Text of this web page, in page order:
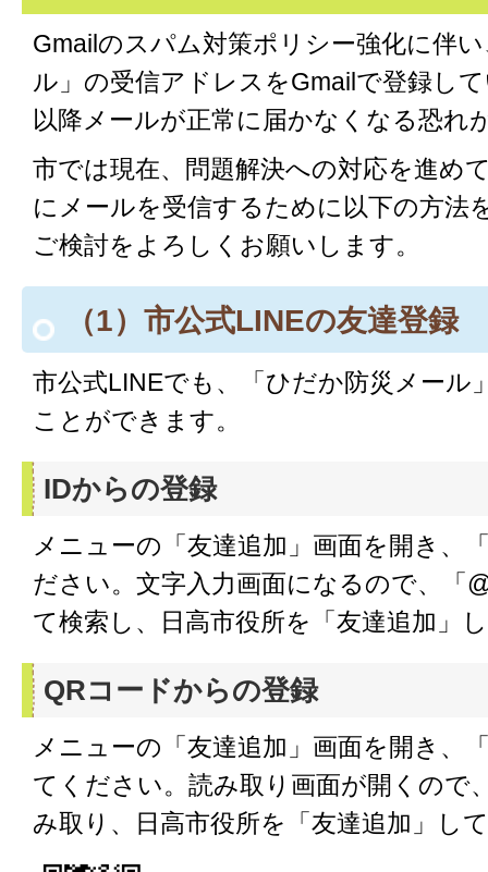
Gmailのスパム対策ポリシー強化に伴
ル」の受信アドレスをGmailで登録し
以降メールが正常に届かなくなる恐れ
市では現在、問題解決への対応を進め
にメールを受信するために以下の方法
ご検討をよろしくお願いします。
（1）市公式LINEの友達登録
市公式LINEでも、「ひだか防災メール
ことができます。
IDからの登録
メニューの「友達追加」画面を開き、
ださい。文字入力画面になるので、「
て検索し、日高市役所を「友達追加」
QRコードからの登録
メニューの「友達追加」画面を開き、
てください。読み取り画面が開くので
み取り、日高市役所を「友達追加」し